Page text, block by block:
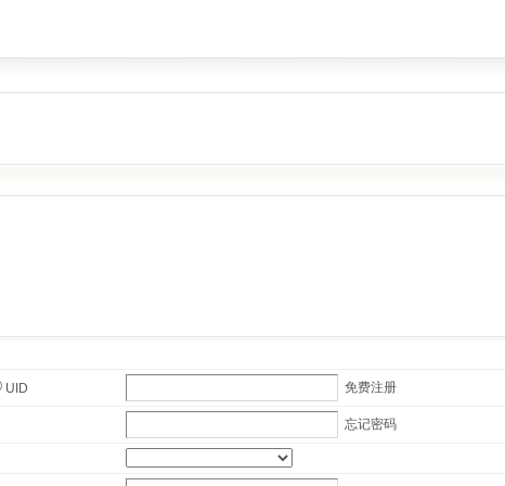
UID 免费注册
忘记密码